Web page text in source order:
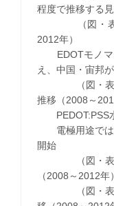
程度で推移する
（図・表）
2012年）
EDOTモノマ
え、中国・宙邦
（図・表）
推移（2008～
PEDOT:PSS
電極用途では
開始
（図・表）種
（2008～2012年）
（図・表）タ